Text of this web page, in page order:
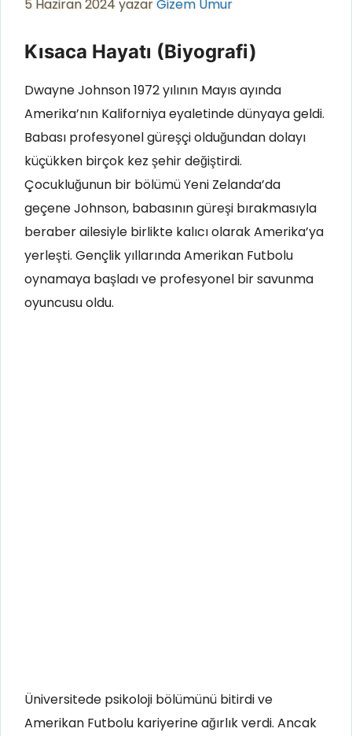
5 Haziran 2024yazarGizem Umur
Kısaca Hayatı (Biyografi)
Dwayne Johnson 1972 yılının Mayıs ayında
Amerika’nın Kaliforniya eyaletinde dünyaya geldi.
Babası profesyonel güreşçi olduğundan dolayı
küçükken birçok kez şehir değiştirdi.
Çocukluğunun bir bölümü Yeni Zelanda’da
geçene Johnson, babasının güreşi bırakmasıyla
beraber ailesiyle birlikte kalıcı olarak Amerika’ya
yerleşti. Gençlik yıllarında Amerikan Futbolu
oynamaya başladı ve profesyonel bir savunma
oyuncusu oldu.
Üniversitede psikoloji bölümünü bitirdi ve
Amerikan Futbolu kariyerine ağırlık verdi. Ancak